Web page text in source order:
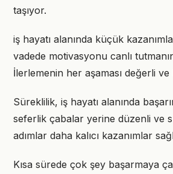
taşıyor.
iş hayatı alanında küçük
vadede motivasyonu canlı
İlerlemenin her aşaması değerli ve
Süreklilik, iş hayatı alanında
seferlik çabalar yerine düzenli ve
adımlar daha kalıcı kazanımlar
Kısa sürede çok şey başarmaya